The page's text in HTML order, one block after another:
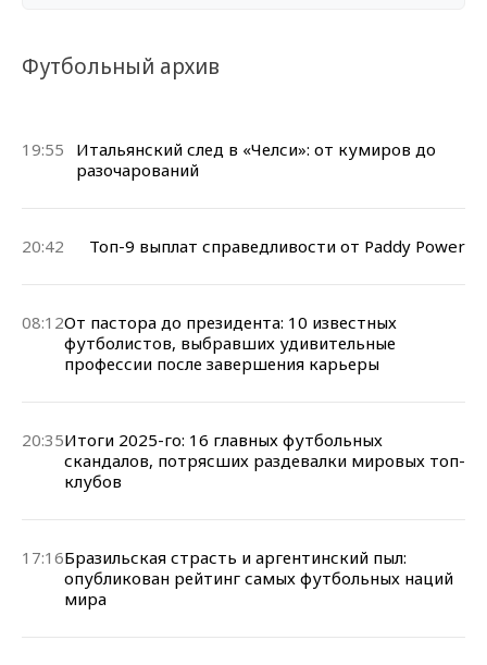
Футбольный архив
19:55
Итальянский след в «Челси»: от кумиров до
разочарований
20:42 Топ-9 выплат справедливости от Paddy Power
08:12От пастора до президента: 10 известных
футболистов, выбравших удивительные
профессии после завершения карьеры
20:35Итоги 2025-го: 16 главных футбольных
скандалов, потрясших раздевалки мировых топ-
клубов
17:16Бразильская страсть и аргентинский пыл:
опубликован рейтинг самых футбольных наций
мира